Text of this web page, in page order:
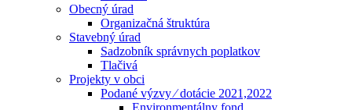
Obecný úrad
Organizačná štruktúra
Stavebný úrad
Sadzobník správnych poplatkov
Tlačivá
Projekty v obci
Podané výzvy ⁄ dotácie 2021,2022
Environmentálny fond